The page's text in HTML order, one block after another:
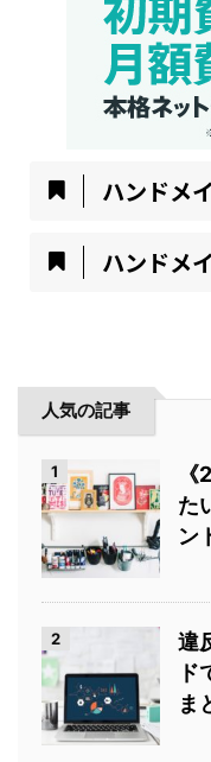
ハンドメ
ハンドメ
人気の記事
1
た
ン
2
違
ド
ま